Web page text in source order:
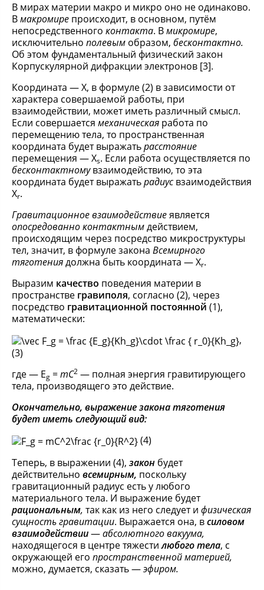
В мирах материи макро и микро оно не одинаково.
Вмакромире происходит, в основном, путём
непосредственного контакта. Вмикромире,
исключительно полевым образом, бесконтактно.
Об этом фундаментальный физический закон
Корпускулярной дифракции электронов [3].
Координата — Х, в формуле (2) в зависимости от
характера совершаемой работы, при
взаимодействии, может иметь различный смысл.
Если совершается механическая работа по
перемещению тела, то пространственная
координата будет выражатьрасстояние
перемещения — Хs. Если работа осуществляется по
бесконтактномувзаимодействию, то эта
координата будет выражатьрадиусвзаимодействия
Хr.
Гравитационное взаимодействиеявляется
опосредованно контактнымдействием,
происходящим через посредство микроструктуры
тел, значит, в формуле закона Всемирного
тяготениядолжна быть координата — Хr.
Выразим качество поведения материи в
пространстве гравиполя, согласно (2), через
посредство гравитационной постоянной (1),
математически:
,
(3)
где — Eg =mC2 — полная энергия гравитирующего
тела, производящего это действие.
Окончательно, выражение закона тяготения
будет иметь следующий вид:
(4)
Теперь, в выражении (4), закон будет
действительно всемирным, поскольку
гравитационный радиус есть у любого
материального тела. И выражение будет
рациональным, так как из него следует и физическая
сущность гравитации. Выражается она, всиловом
взаимодействии—абсолютного вакуума,
находящегося в центре тяжестилюбого тела, с
окружающей его пространственной материей,
можно, думается, сказать —эфиром.